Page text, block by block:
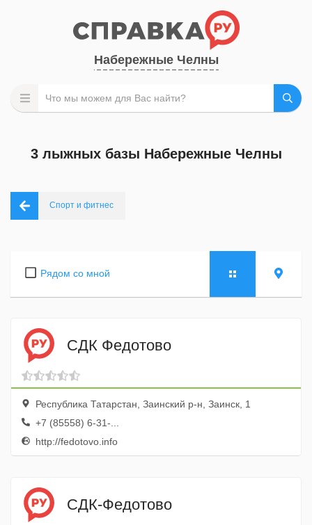
Набережные Челны
3 лыжных базы Набережные Челны
Спорт и фитнес
Рядом со мной
СДК Федотово
Республика Татарстан, Заинский р-н, Заинск, 1
+7 (85558) 6-31-...
http://fedotovo.info
СДК-Федотово